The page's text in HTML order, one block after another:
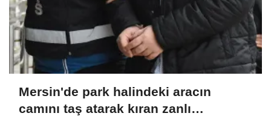
Mersin'de park halindeki aracın
camını taş atarak kıran zanlı